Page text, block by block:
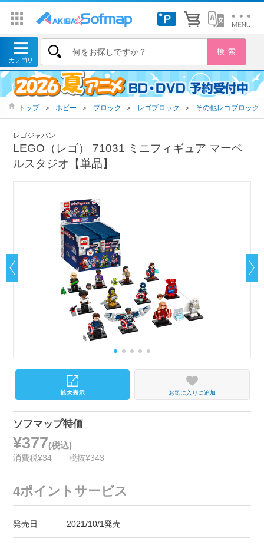
トップ ＞ ホビー ＞ ブロック ＞ レゴブロック ＞ その他レゴブロック
レゴジャパン
LEGO（レゴ） 71031 ミニフィギュア マーベ
ルスタジオ【単品】
お気に入りに追加
ソフマップ特価
¥377(税込)
消費税¥34 税抜¥343
4ポイントサービス
発売日 2021/10/1発売